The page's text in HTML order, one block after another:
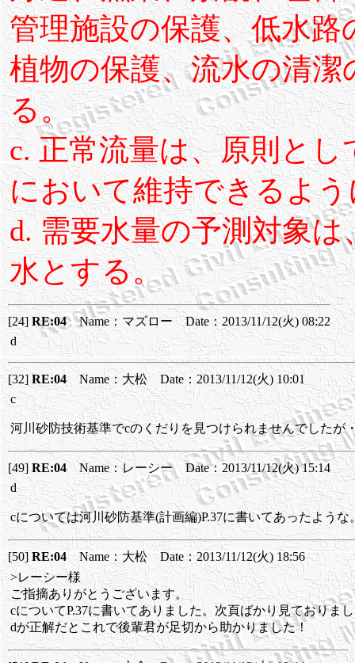
管理施設の保護、低水
植物の保護、流水の清
る。
c. 正常流量は、原則と
において維持できるよ
d. 需要水量の予測対象
水とする。
[24] RE:04Name：マズロー Date：2013/11/12(火) 08:22
d
[32]RE:04Name：大松 Date：2013/11/12(火) 10:01
c
河川砂防技術基準でcのくだりを見つけられませんでしたが
[49]RE:04Name：レーシー Date：2013/11/12(火) 15:14
d
cについては河川砂防基準(計画編)P.37に書いてあったような
[50] RE:04Name：大松 Date：2013/11/12(火) 18:56
>レーシー様
ご指摘ありがとうございます。
cについてP.37に書いてありました。次頁ばかり見ておりま
dが正解だとこれで後輩君が足切から助かりました！